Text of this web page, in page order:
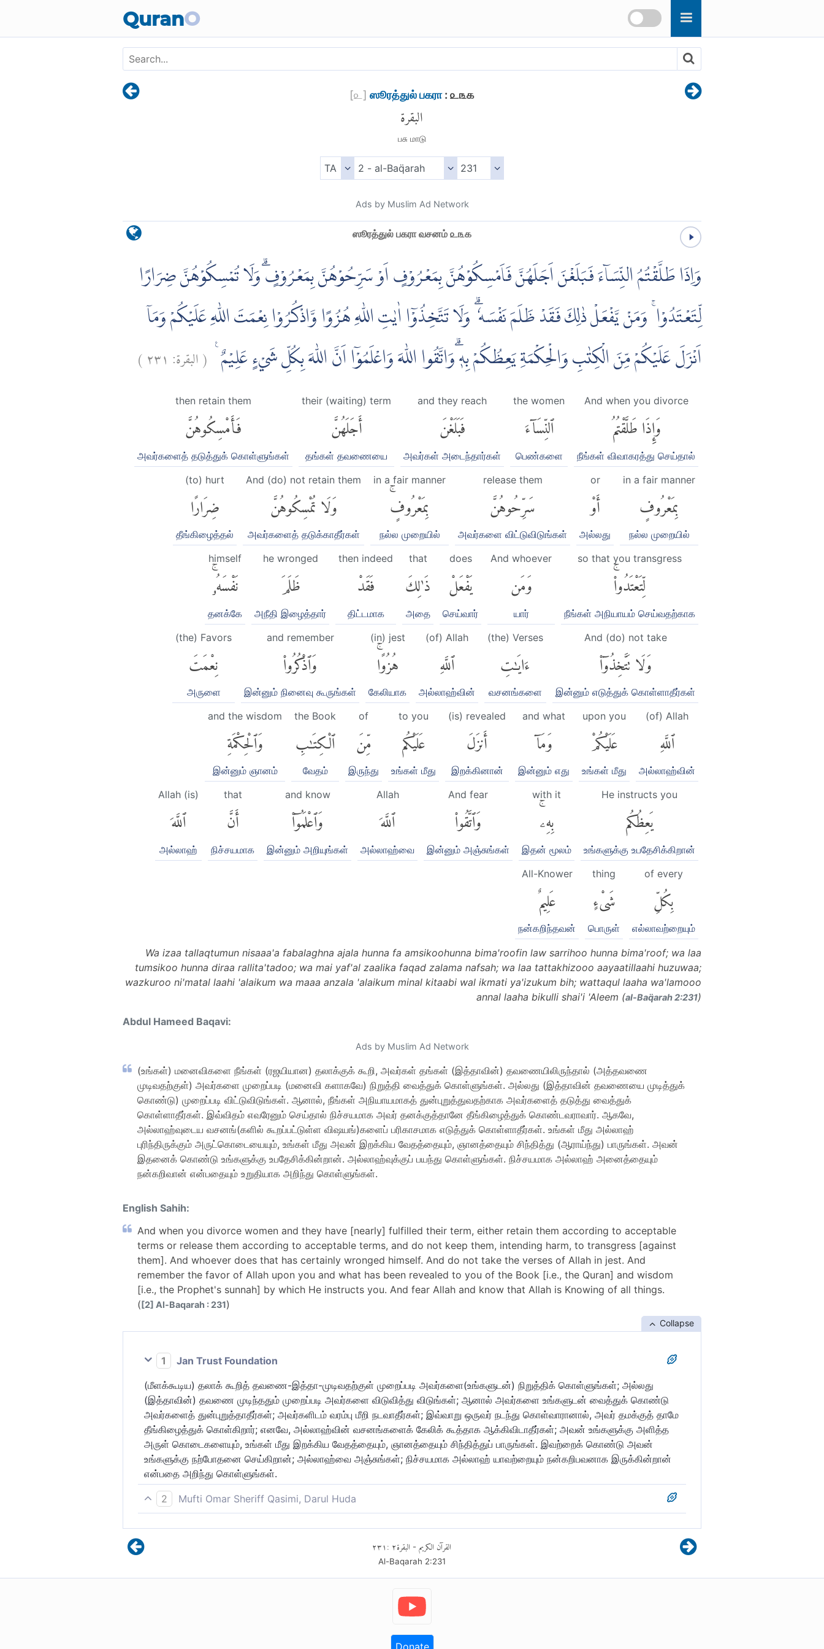
QuranO
[௨] ஸூரத்துல் பகரா: ௨௩௧
البقرة
பசு மாடு
Ads by Muslim Ad Network
ஸூரத்துல் பகரா வசனம் ௨௩௧
وَاِذَا طَلَّقْتُمُ النِّسَاۤءَ فَبَلَغْنَ اَجَلَهُنَّ فَاَمْسِكُوْهُنَّ بِمَعْرُوْفٍ اَوْ سَرِّحُوْهُنَّ بِمَعْرُوْفٍۗ وَلَا تُمْسِكُوْهُنَّ ضِرَارًا
لِّتَعْتَدُوْا ۚ وَمَنْ يَّفْعَلْ ذٰلِكَ فَقَدْ ظَلَمَ نَفْسَهٗ ۗ وَلَا تَتَّخِذُوْٓا اٰيٰتِ اللّٰهِ هُزُوًا وَّاذْكُرُوْا نِعْمَتَ اللّٰهِ عَلَيْكُمْ وَمَآ
اَنْزَلَ عَلَيْكُمْ مِّنَ الْكِتٰبِ وَالْحِكْمَةِ يَعِظُكُمْ بِهٖ ۗوَاتَّقُوا اللّٰهَ وَاعْلَمُوْٓا اَنَّ اللّٰهَ بِكُلِّ شَيْءٍ عَلِيْمٌ ࣖ (البقرة: ٢٣١)
And when you divorce
وَإِذَا طَلَّقْتُمُ
நீங்கள் விவாகரத்து செய்தால்
the women
ٱلنِّسَآءَ
பெண்களை
and they reach
فَبَلَغْنَ
அவர்கள் அடைந்தார்கள்
their (waiting) term
أَجَلَهُنَّ
தங்கள் தவணையை
then retain them
فَأَمْسِكُوهُنَّ
அவர்களைத் தடுத்துக் கொள்ளுங்கள்
in a fair manner
بِمَعْرُوفٍ
நல்ல முறையில்
or
أَوْ
அல்லது
release them
سَرِّحُوهُنَّ
அவர்களை விட்டுவிடுங்கள்
in a fair manner
بِمَعْرُوفٍۚ
நல்ல முறையில்
And (do) not retain them
وَلَا تُمْسِكُوهُنَّ
அவர்களைத் தடுக்காதீர்கள்
(to) hurt
ضِرَارًا
தீங்கிழைத்தல்
so that you transgress
لِّتَعْتَدُوا۟ۚ
நீங்கள் அநியாயம் செய்வதற்காக
And whoever
وَمَن
யார்
does
يَفْعَلْ
செய்வார்
that
ذَٰلِكَ
அதை
then indeed
فَقَدْ
திட்டமாக
he wronged
ظَلَمَ
அநீதி இழைத்தார்
himself
نَفْسَهُۥۚ
தனக்கே
And (do) not take
وَلَا تَتَّخِذُوٓا۟
இன்னும் எடுத்துக் கொள்ளாதீர்கள்
(the) Verses
ءَايَٰتِ
வசனங்களை
(of) Allah
ٱللَّهِ
அல்லாஹ்வின்
(in) jest
هُزُوًاۚ
கேலியாக
and remember
وَٱذْكُرُوا۟
இன்னும் நினைவு கூருங்கள்
(the) Favors
نِعْمَتَ
அருளை
(of) Allah
ٱللَّهِ
அல்லாஹ்வின்
upon you
عَلَيْكُمْ
உங்கள் மீது
and what
وَمَآ
இன்னும் எது
(is) revealed
أَنزَلَ
இறக்கினான்
to you
عَلَيْكُم
உங்கள் மீது
of
مِّنَ
இருந்து
the Book
ٱلْكِتَٰبِ
வேதம்
and the wisdom
وَٱلْحِكْمَةِ
இன்னும் ஞானம்
He instructs you
يَعِظُكُم
உங்களுக்கு உபதேசிக்கிறான்
with it
بِهِۦۚ
இதன் மூலம்
And fear
وَٱتَّقُوا۟
இன்னும் அஞ்சுங்கள்
Allah
ٱللَّهَ
அல்லாஹ்வை
and know
وَٱعْلَمُوٓا۟
இன்னும் அறியுங்கள்
that
أَنَّ
நிச்சயமாக
Allah (is)
ٱللَّهَ
அல்லாஹ்
of every
بِكُلِّ
எல்லாவற்றையும்
thing
شَىْءٍ
பொருள்
All-Knower
عَلِيمٌ
நன்கறிந்தவன்
Wa izaa tallaqtumun nisaaa'a fabalaghna ajala hunna fa amsikoohunna bima'roofin law sarrihoo hunna bima'roof; wa laa
tumsikoo hunna diraa rallita'tadoo; wa mai yaf'al zaalika faqad zalama nafsah; wa laa tattakhizooo aayaatillaahi huzuwaa;
wazkuroo ni'matal laahi 'alaikum wa maaa anzala 'alaikum minal kitaabi wal ikmati ya'izukum bih; wattaqul laaha wa'lamooo
annal laaha bikulli shai'i 'Aleem (al-Baq̈arah 2:231)
Abdul Hameed Baqavi:
Ads by Muslim Ad Network
(உங்கள்) மனைவிகளை நீங்கள் (ரஜயியான) தலாக்குக் கூறி, அவர்கள் தங்கள் (இத்தாவின்) தவணையிலிருந்தால் (அத்தவணை
முடிவதற்குள்) அவர்களை முறைப்படி (மனைவி களாகவே) நிறுத்தி வைத்துக் கொள்ளுங்கள். அல்லது (இத்தாவின் தவணையை முடித்துக்
கொண்டு) முறைப்படி விட்டுவிடுங்கள். ஆனால், நீங்கள் அநியாயமாகத் துன்புறுத்துவதற்காக அவர்களைத் தடுத்து வைத்துக்
கொள்ளாதீர்கள். இவ்விதம் எவரேனும் செய்தால் நிச்சயமாக அவர் தனக்குத்தானே தீங்கிழைத்துக் கொண்டவராவார். ஆகவே,
அல்லாஹ்வுடைய வசனங்(களில் கூறப்பட்டுள்ள விஷயங்)களைப் பரிகாசமாக எடுத்துக் கொள்ளாதீர்கள். உங்கள் மீது அல்லாஹ்
புரிந்திருக்கும் அருட்கொடையையும், உங்கள் மீது அவன் இறக்கிய வேதத்தையும், ஞானத்தையும் சிந்தித்து (ஆராய்ந்து) பாருங்கள். அவன்
இதனைக் கொண்டு உங்களுக்கு உபதேசிக்கின்றான். அல்லாஹ்வுக்குப் பயந்து கொள்ளுங்கள். நிச்சயமாக அல்லாஹ் அனைத்தையும்
நன்கறிவான் என்பதையும் உறுதியாக அறிந்து கொள்ளுங்கள்.
English Sahih:
And when you divorce women and they have [nearly] fulfilled their term, either retain them according to acceptable
terms or release them according to acceptable terms, and do not keep them, intending harm, to transgress [against
them]. And whoever does that has certainly wronged himself. And do not take the verses of Allah in jest. And
remember the favor of Allah upon you and what has been revealed to you of the Book [i.e., the Quran] and wisdom
[i.e., the Prophet's sunnah] by which He instructs you. And fear Allah and know that Allah is Knowing of all things.
([2] Al-Baqarah : 231)
Collapse
1
Jan Trust Foundation
(மீளக்கூடிய) தலாக் கூறித் தவணை-இத்தா-முடிவதற்குள் முறைப்படி அவர்களை(உங்களுடன்) நிறுத்திக் கொள்ளுங்கள்; அல்லது
(இத்தாவின்) தவணை முடிந்ததும் முறைப்படி அவர்களை விடுவித்து விடுங்கள்; ஆனால் அவர்களை உங்களுடன் வைத்துக் கொண்டு
அவர்களைத் துன்புறுத்தாதீர்கள்; அவர்களிடம் வரம்பு மீறி நடவாதீர்கள்; இவ்வாறு ஒருவர் நடந்து கொள்வாரானால், அவர் தமக்குத் தாமே
தீங்கிழைத்துக் கொள்கிறார்; எனவே, அல்லாஹ்வின் வசனங்களைக் கேலிக் கூத்தாக ஆக்கிவிடாதீர்கள்; அவன் உங்களுக்கு அளித்த
அருள் கொடைகளையும், உங்கள் மீது இறக்கிய வேதத்தையும், ஞானத்தையும் சிந்தித்துப் பாருங்கள். இவற்றைக் கொண்டு அவன்
உங்களுக்கு நற்போதனை செய்கிறான்; அல்லாஹ்வை அஞ்சுங்கள்; நிச்சயமாக அல்லாஹ் யாவற்றையும் நன்கறிபவனாக இருக்கின்றான்
என்பதை அறிந்து கொள்ளுங்கள்.
2
Mufti Omar Sheriff Qasimi, Darul Huda
தடுக்காதீர்கள். எவர் அதைச் செய்வாரோ திட்டமாக அவர் தனக்கே தீங்கிழைத்தார். அல்லாஹ்வின் வசனங்களை கேலியாக எடுத்துக்
கொள்ளாதீர்கள். உங்கள் மீதுள்ள அல்லாஹ்வின் அருளையும் வேதத்திலிருந்தும் ஞானத்திலிருந்தும் உங்கள் மீது அவன் இறக்கியதையும்
நினைவுகூருங்கள். அவன் இதன் மூலம் உங்களுக்கு உபதேசிக்கிறான். அல்லாஹ்வை அஞ்சுங்கள். நிச்சயமாக அல்லாஹ் எல்லாவற்றையும்
القرآن الكريم - البقرة٢:٢٣١
Al-Baqarah 2:231
Donate